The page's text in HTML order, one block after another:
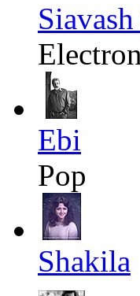
Ebi
Pop
Shakila